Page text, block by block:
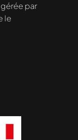
par
le